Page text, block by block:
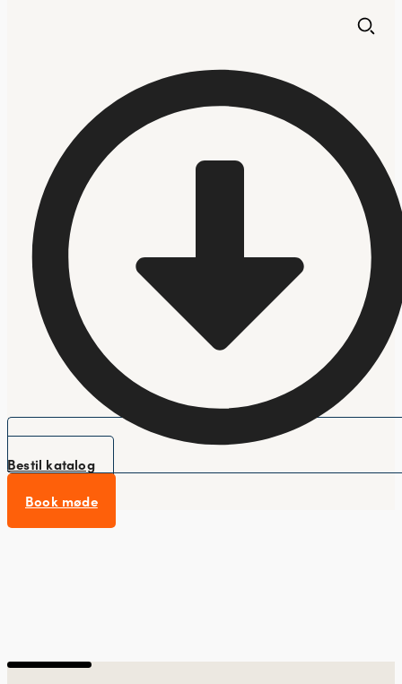
Bestil katalog
Book møde